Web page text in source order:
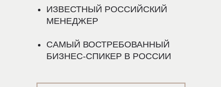
ИЗВЕСТНЫЙ РОССИЙСКИЙ
МЕНЕДЖЕР
САМЫЙ ВОСТРЕБОВАННЫЙ
БИЗНЕС-СПИКЕР В РОССИИ